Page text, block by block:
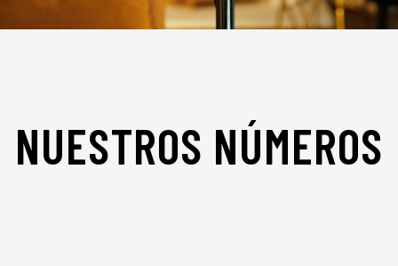
NUESTROS NÚMEROS